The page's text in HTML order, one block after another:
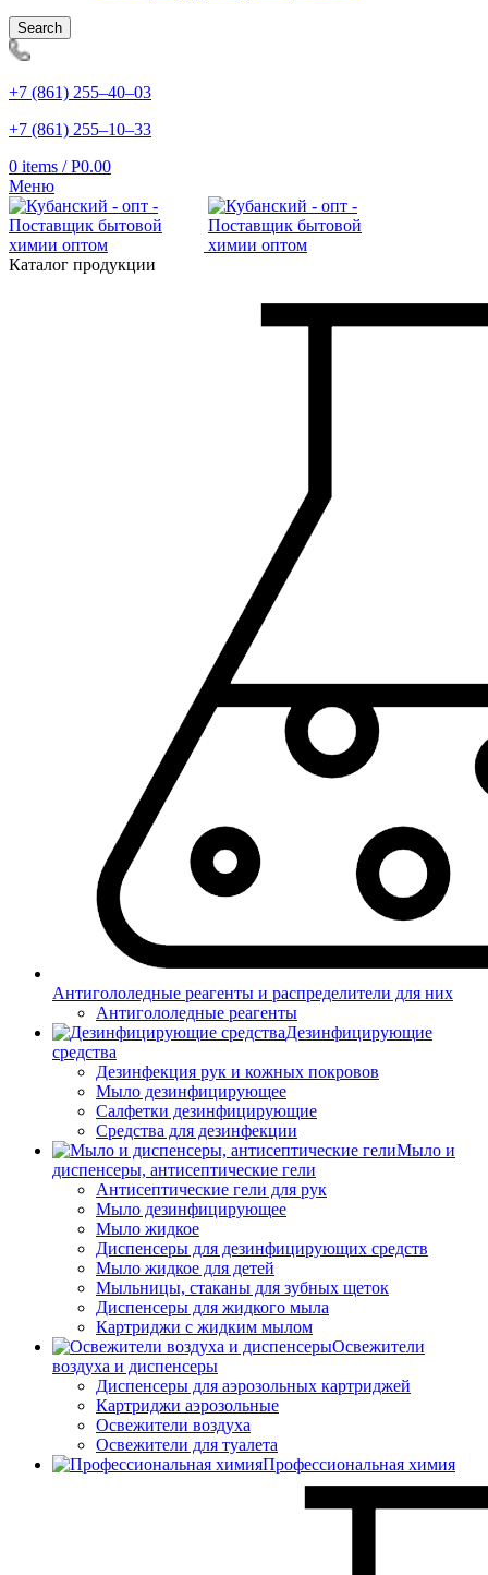
Search
+7 (861) 255‒40‒03
+7 (861) 255‒10‒33
0 items / Р0.00
Меню
Каталог продукции
Антигололедные реагенты и распределители для них
Антигололедные реагенты
Дезинфицирующие
средства
Дезинфекция рук и кожных покровов
Мыло дезинфицирующее
Салфетки дезинфицирующие
Средства для дезинфекции
Мыло и
диспенсеры, антисептические гели
Антисептические гели для рук
Мыло дезинфицирующее
Мыло жидкое
Диспенсеры для дезинфицирующих средств
Мыло жидкое для детей
Мыльницы, стаканы для зубных щеток
Диспенсеры для жидкого мыла
Картриджи с жидким мылом
Освежители
воздуха и диспенсеры
Диспенсеры для аэрозольных картриджей
Картриджи аэрозольные
Освежители воздуха
Освежители для туалета
Профессиональная химия